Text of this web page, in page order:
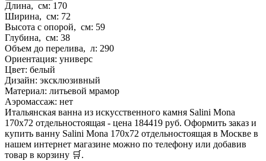
Длина, см: 170
Ширина, см: 72
Высота с опорой, см: 59
Глубина, см: 38
Объем до перелива, л: 290
Ориентация: универс
Цвет: белый
Дизайн: эксклюзивный
Материал: литьевой мрамор
Аэромассаж: нет
Итальянская ванна из искусственного камня Salini Mona
170x72 отдельностоящая - цена 184419 руб. Оформить заказ и
купить ванну Salini Mona 170x72 отдельностоящая в Москве в
нашем интернет магазине можно по телефону или добавив
товар в корзину 🛒.